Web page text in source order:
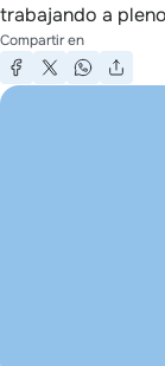
trabajando a
Compartir en